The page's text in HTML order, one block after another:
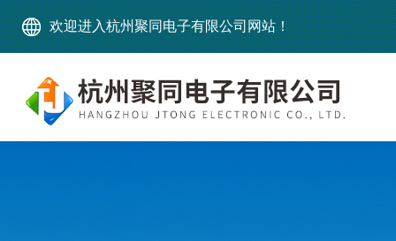
欢迎进入杭州聚同电子有限公司网站！